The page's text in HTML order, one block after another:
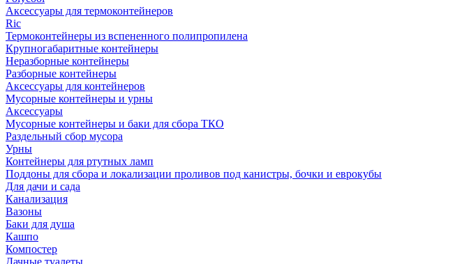
Аксессуары для термоконтейнеров
Ric
Термоконтейнеры из вспененного полипропилена
Крупногабаритные контейнеры
Неразборные контейнеры
Разборные контейнеры
Аксессуары для контейнеров
Мусорные контейнеры и урны
Аксессуары
Мусорные контейнеры и баки для сбора ТКО
Раздельный сбор мусора
Урны
Контейнеры для ртутных ламп
Поддоны для сбора и локализации проливов под канистры, бочки и еврокубы
Для дачи и сада
Канализация
Вазоны
Баки для душа
Кашпо
Компостер
Дачные туалеты